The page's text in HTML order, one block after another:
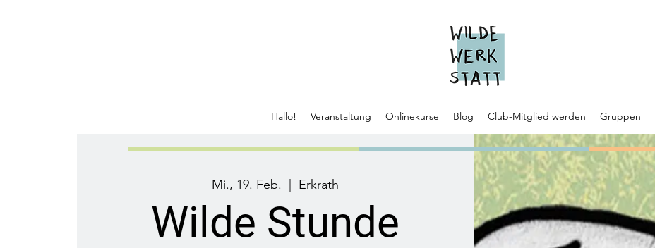
Hallo! Veranstaltung Onlinekurse Blog Club-Mitglied werden Gruppen
Mi., 19. Feb. Erkrath
Wilde Stunde